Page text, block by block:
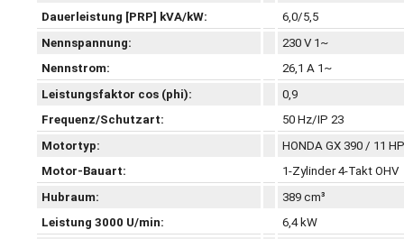
Dauerleistung [PRP] kVA/kW:
6,0/5,5
Nennspannung:
230 V 1~
Nennstrom:
26,1 A 1~
Leistungsfaktor cos (phi):
0,9
Frequenz/Schutzart:
50 Hz/IP 23
Motortyp:
HONDA GX 390 / 11 HP
Motor-Bauart:
1-Zylinder 4-Takt OHV
Hubraum:
389 cm³
Leistung 3000 U/min:
6,4 kW